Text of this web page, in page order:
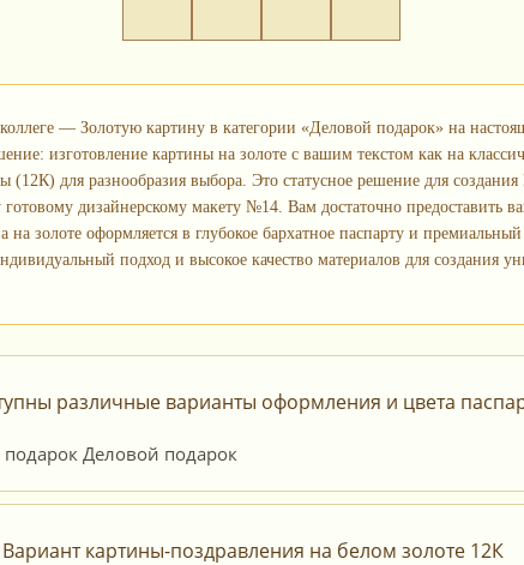
— Золотую картину в категории «Деловой подарок» на
изготовление картины на золоте с вашим текстом как на
(12К) для разнообразия выбора. Это статусное решение для
дизайнерскому макету №14. Вам достаточно предоставить
золоте оформляется в глубокое бархатное паспарту и
подход и высокое качество материалов для создания
различные варианты оформления и цвета
Вариант картины-поздравления на белом золоте 12К